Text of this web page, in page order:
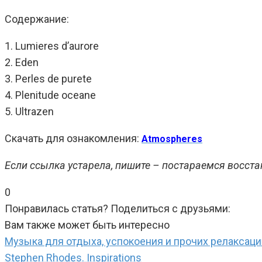
Содержание:
1. Lumieres d’aurore
2. Eden
3. Perles de purete
4. Plenitude oceane
5. Ultrazen
Скачать для ознакомления: Atmospheres
Если ссылка устарела, пишите – постараемся
0
Понравилась статья? Поделиться с друзьями:
Вам также может быть интересно
Музыка для отдыха, успокоения и прочих
Stephen Rhodes. Inspirations